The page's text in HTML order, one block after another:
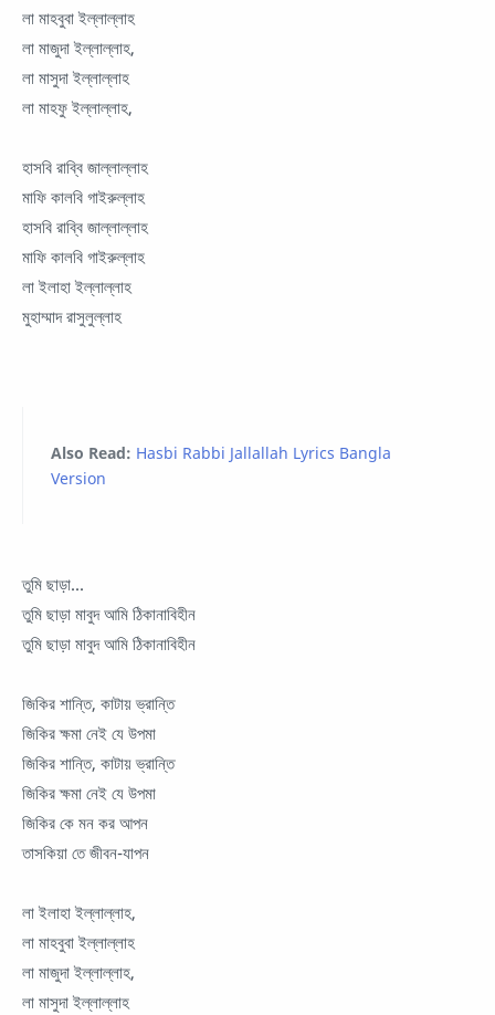
লা মাহবুবা ইল্লাল্লাহ
লা মাজুদা ইল্লাল্লাহ,
লা মাসুদা ইল্লাল্লাহ
লা মাহফু ইল্লাল্লাহ,
হাসবি রাব্বি জাল্লাল্লাহ
মাফি কালবি গাইরুল্লাহ
হাসবি রাব্বি জাল্লাল্লাহ
মাফি কালবি গাইরুল্লাহ
লা ইলাহা ইল্লাল্লাহ
মুহাম্মাদ রাসুলুল্লাহ
Also Read: Hasbi Rabbi Jallallah Lyrics Bangla
Version
তুমি ছাড়া...
তুমি ছাড়া মাবুদ আমি ঠিকানাবিহীন
তুমি ছাড়া মাবুদ আমি ঠিকানাবিহীন
জিকির শান্তি, কাটায় ভ্রান্তি
জিকির ক্ষমা নেই যে উপমা
জিকির শান্তি, কাটায় ভ্রান্তি
জিকির ক্ষমা নেই যে উপমা
জিকির কে মন কর আপন
তাসকিয়া তে জীবন-যাপন
লা ইলাহা ইল্লাল্লাহ,
লা মাহবুবা ইল্লাল্লাহ
লা মাজুদা ইল্লাল্লাহ,
লা মাসুদা ইল্লাল্লাহ